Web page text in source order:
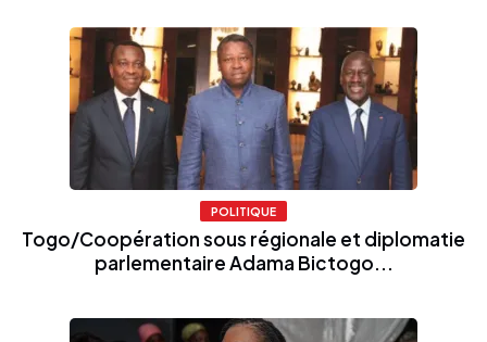
POLITIQUE
Togo/Coopération sous régionale et diplomatie
parlementaire Adama Bictogo...